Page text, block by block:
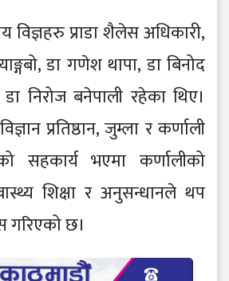
विज्ञहरु प्राडा शैलेस अधिकारी,
डा गणेश थापा, डा बिनोद
निरोज बनेपाली रहेका थिए।
प्रतिष्ठान, जुम्ला र कर्णाली
सहकार्य भएमा कर्णालीको
शिक्षा र अनुसन्धानले थप
गरिएको छ।